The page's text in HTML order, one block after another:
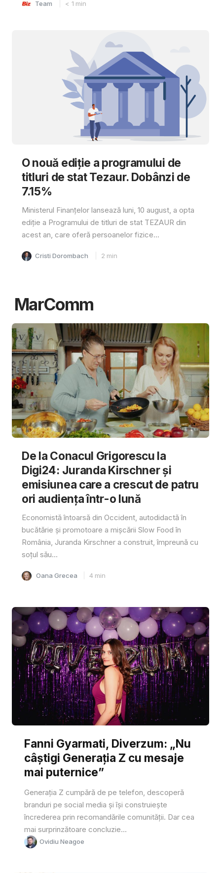
Team < 1 min
O nouă ediție a programului de
titluri de stat Tezaur. Dobânzi de
7.15%
Ministerul Finanțelor lansează luni, 10 august, a opta
ediție a Programului de titluri de stat TEZAUR din
acest an, care oferă persoanelor fizice...
Cristi Dorombach 2 min
MarComm
De la Conacul Grigorescu la
Digi24: Juranda Kirschner și
emisiunea care a crescut de patru
ori audiența într-o lună
Economistă întoarsă din Occident, autodidactă în
bucătărie și promotoare a mișcării Slow Food în
România, Juranda Kirschner a construit, împreună cu
soțul său...
Oana Grecea 4 min
Fanni Gyarmati, Diverzum: „Nu
câștigi Generația Z cu mesaje
mai puternice”
Generația Z cumpără de pe telefon, descoperă
branduri pe social media și își construiește
încrederea prin recomandările comunității. Dar cea
mai surprinzătoare concluzie...
Ovidiu Neagoe